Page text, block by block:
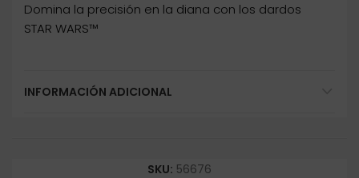
Domina la precisión en la diana con los dardos
STAR WARS™
INFORMACIÓN ADICIONAL
SKU: 56676